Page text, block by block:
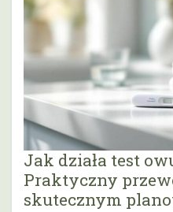
Jak działa test
Praktyczny
skutecznym